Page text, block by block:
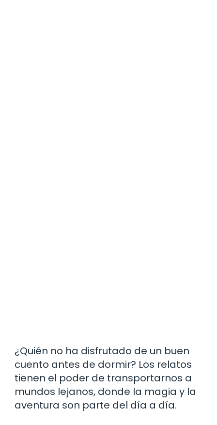
¿Quién no ha disfrutado de un buen
cuento antes de dormir? Los relatos
tienen el poder de transportarnos a
mundos lejanos, donde la magia y la
aventura son parte del día a día.